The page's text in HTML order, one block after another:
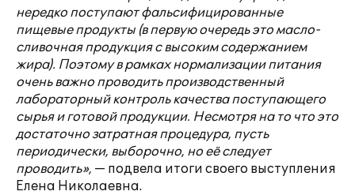
нередко поступают фальсифицированные
пищевые продукты (в первую очередь это масло-
сливочная продукция с высоким содержанием
жира). Поэтому в рамках нормализации питания
очень важно проводить производственный
лабораторный контроль качества поступающего
сырья и готовой продукции. Несмотря на то что это
достаточно затратная процедура, пусть
периодически, выборочно, но её следует
проводить», — подвела итоги своего выступления
Елена Николаевна.